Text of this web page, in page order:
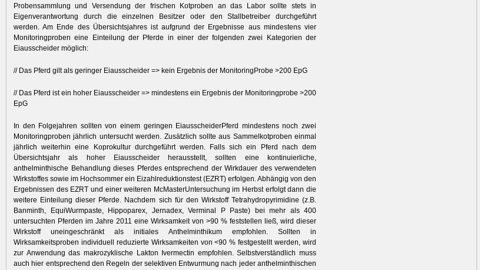
Probensammlung und Versendung der frischen Kotproben an das Labor sollte stets in
Eigenverantwortung durch die einzelnen Besitzer oder den Stallbetreiber durchgeführt
werden. Am Ende des Übersichtsjahres ist aufgrund der Ergebnisse aus mindestens vier
Monitoringproben eine Einteilung der Pferde in einer der folgenden zwei Kategorien der
Eiausscheider möglich:
// Das Pferd gilt als geringer Eiausscheider => kein Ergebnis der MonitoringProbe >200 EpG
// Das Pferd ist ein hoher Eiausscheider => mindestens ein Ergebnis der Monitoringprobe >200
EpG
In den Folgejahren sollten von einem geringen EiausscheiderPferd mindestens noch zwei
Monitoringproben jährlich untersucht werden. Zusätzlich sollte aus Sammelkotproben einmal
jährlich weiterhin eine Koprokultur durchgeführt werden. Falls sich ein Pferd nach dem
Übersichtsjahr als hoher Eiausscheider herausstellt, sollten eine kontinuierliche,
anthelminthische Behandlung dieses Pferdes entsprechend der Wirkdauer des verwendeten
Wirkstoffes sowie im Hochsommer ein Eizahlreduktionstest (EZRT) erfolgen. Abhängig von den
Ergebnissen des EZRT und einer weiteren McMasterUntersuchung im Herbst erfolgt dann die
weitere Einteilung dieser Pferde. Nachdem sich für den Wirkstoff Tetrahydropyrimidine (z.B.
Banminth, EquiWurmpaste, Hippoparex, Jernadex, Verminal P Paste) bei mehr als 400
untersuchten Pferden im Jahre 2011 eine Wirksamkeit von >90 % feststellen ließ, wird dieser
Wirkstoff uneingeschränkt als initiales Anthelminthikum empfohlen. Sollten in
Wirksamkeitsproben individuell reduzierte Wirksamkeiten von <90 % festgestellt werden, wird
zur Anwendung das makrozyklische Lakton Ivermectin empfohlen. Selbstverständlich muss
auch hier entsprechend den Regeln der selektiven Entwurmung nach jeder anthelminthischen